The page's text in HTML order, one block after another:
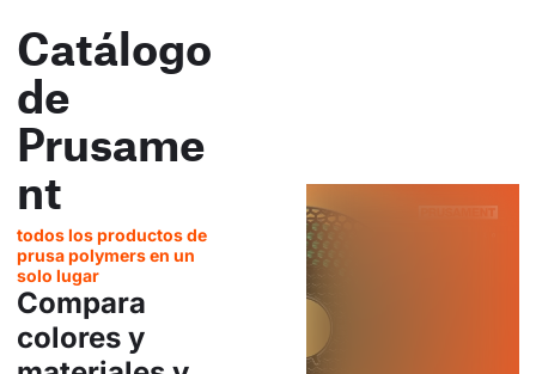
Catálogo
de
Prusame
nt
todos los productos de
prusa polymers en un
solo lugar
Compara
colores y